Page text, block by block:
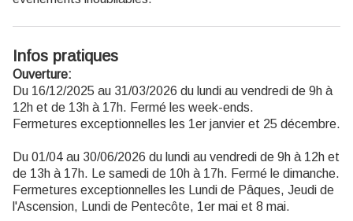
Infos pratiques
Ouverture:
Du 16/12/2025 au 31/03/2026 du lundi au vendredi de 9h à
12h et de 13h à 17h. Fermé les week-ends.
Fermetures exceptionnelles les 1er janvier et 25 décembre.
Du 01/04 au 30/06/2026 du lundi au vendredi de 9h à 12h et
de 13h à 17h. Le samedi de 10h à 17h. Fermé le dimanche.
Fermetures exceptionnelles les Lundi de Pâques, Jeudi de
l'Ascension, Lundi de Pentecôte, 1er mai et 8 mai.